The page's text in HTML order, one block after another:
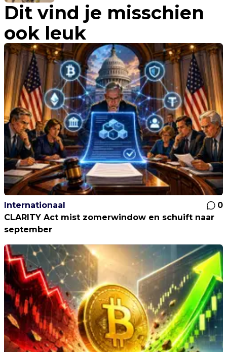
Dit vind je misschien
ook leuk
Internationaal
0
CLARITY Act mist zomerwindow en schuift naar
september